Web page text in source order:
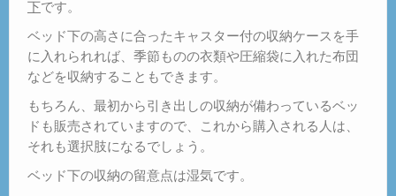
下です。
ベッド下の高さに合ったキャスター付の収納ケースを手
に入れられれば、季節ものの衣類や圧縮袋に入れた布団
などを収納することもできます。
もちろん、最初から引き出しの収納が備わっているベッ
ドも販売されていますので、これから購入される人は、
それも選択肢になるでしょう。
ベッド下の収納の留意点は湿気です。